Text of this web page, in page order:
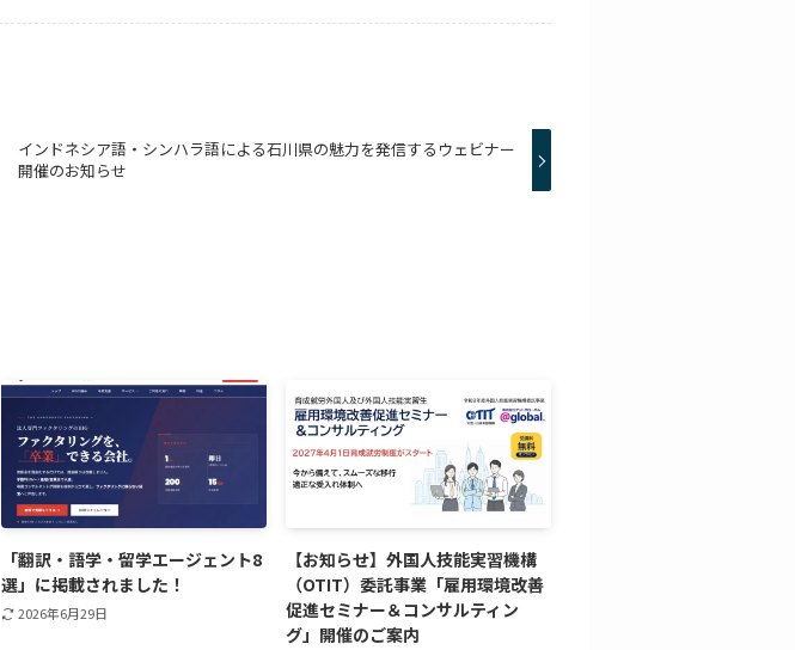
インドネシア語・シンハラ語による石川県の魅力を発信するウェビナー
開催のお知らせ
「翻訳・語学・留学エージェント8
選」に掲載されました！
2026年6月29日
【お知らせ】外国人技能実習機構
（OTIT）委託事業「雇用環境改善
促進セミナー＆コンサルティン
グ」開催のご案内